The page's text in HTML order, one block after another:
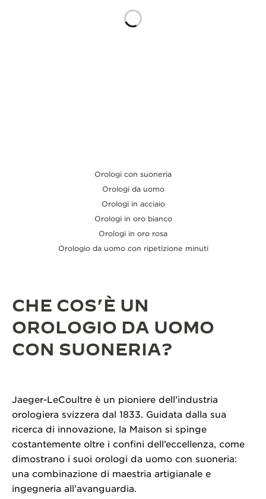
Orologi con suoneria
Orologi da uomo
Orologi in acciaio
Orologi in oro bianco
Orologi in oro rosa
Orologio da uomo con ripetizione minuti
CHE COS’È UN
OROLOGIO DA UOMO
CON SUONERIA?
Jaeger-LeCoultre è un pioniere dell’industria
orologiera svizzera dal 1833. Guidata dalla sua
ricerca di innovazione, la Maison si spinge
costantemente oltre i confini dell’eccellenza, come
dimostrano i suoi orologi da uomo con suoneria:
una combinazione di maestria artigianale e
ingegneria all’avanguardia.